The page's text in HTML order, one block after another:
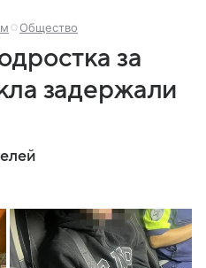
Общество
за
задержали